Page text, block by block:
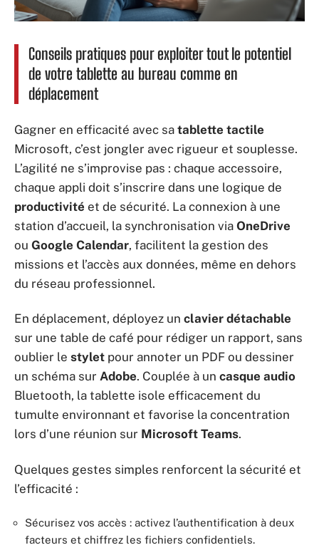
Conseils pratiques pour exploiter tout le potentiel
de votre tablette au bureau comme en
déplacement
Gagner en efficacité avec sa tablette tactile
Microsoft, c’est jongler avec rigueur et souplesse.
L’agilité ne s’improvise pas : chaque accessoire,
chaque appli doit s’inscrire dans une logique de
productivité et de sécurité. La connexion à une
station d’accueil, la synchronisation via OneDrive
ou Google Calendar, facilitent la gestion des
missions et l’accès aux données, même en dehors
du réseau professionnel.
En déplacement, déployez un clavier détachable
sur une table de café pour rédiger un rapport, sans
oublier le stylet pour annoter un PDF ou dessiner
un schéma sur Adobe. Couplée à un casque audio
Bluetooth, la tablette isole efficacement du
tumulte environnant et favorise la concentration
lors d’une réunion sur Microsoft Teams.
Quelques gestes simples renforcent la sécurité et
l’efficacité :
Sécurisez vos accès : activez l’authentification à deux
facteurs et chiffrez les fichiers confidentiels.